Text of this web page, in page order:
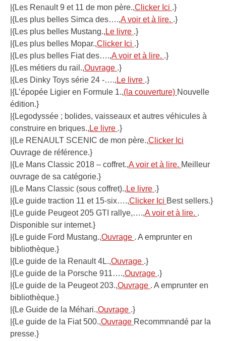
|{Les Renault 9 et 11 de mon père.,Clicker Ici .}
|{Les plus belles Simca des….,A voir et à lire. .}
|{Les plus belles Mustang., Le livre .}
|{Les plus belles Mopar.,Clicker Ici .}
|{Les plus belles Fiat des….,A voir et à lire. .}
|{Les métiers du rail.,Ouvrage .}
|{Les Dinky Toys série 24 -…., Le livre .}
|{L’épopée Ligier en Formule 1.,(la couverture) Nouvelle
édition.}
|{Legodyssée ; bolides, vaisseaux et autres véhicules à
construire en briques., Le livre .}
|{Le RENAULT SCENIC de mon père.,Clicker Ici
Ouvrage de référence.}
|{Le Mans Classic 2018 – coffret.,A voir et à lire. Meilleur
ouvrage de sa catégorie.}
|{Le Mans Classic (sous coffret)., Le livre .}
|{Le guide traction 11 et 15-six….,Clicker Ici Best sellers.}
|{Le guide Peugeot 205 GTI rallye,….,A voir et à lire. .
Disponible sur internet.}
|{Le guide Ford Mustang.,Ouvrage . A emprunter en
bibliothèque.}
|{Le guide de la Renault 4L.,Ouvrage .}
|{Le guide de la Porsche 911….,Ouvrage .}
|{Le guide de la Peugeot 203.,Ouvrage . A emprunter en
bibliothèque.}
|{Le Guide de la Méhari.,Ouvrage .}
|{Le guide de la Fiat 500.,Ouvrage Recommnandé par la
presse.}